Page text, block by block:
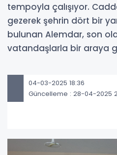
tempoyla çalışıyor.
gezerek şehrin dört bir
bulunan Alemdar, son
vatandaşlarla bir araya
04-03-2025 18:36
Güncelleme : 28-04-2025